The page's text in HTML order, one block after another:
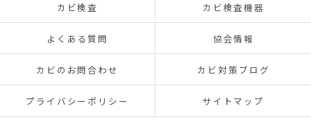
カビ検査 カビ検査機器
よくある質問 協会情報
カビのお問合わせ カビ対策ブログ
プライバシーポリシー サイトマップ